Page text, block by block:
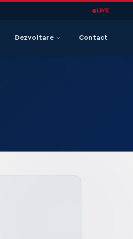
LIVE
Dezvoltare Contact